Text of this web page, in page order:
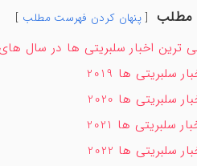
مطلب پنهان کردن فهرست مطلب
ترین اخبار سلبریتی ها در سال
سلبریتی ها 2019
سلبریتی ها 2020
سلبریتی ها 2021
سلبریتی ها 2022